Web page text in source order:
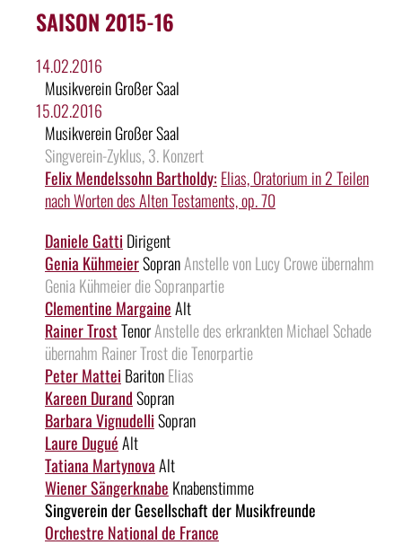
SAISON 2015-16
14.02.2016
Musikverein Großer Saal
15.02.2016
Musikverein Großer Saal
Singverein-Zyklus, 3. Konzert
Felix Mendelssohn Bartholdy: Elias, Oratorium in 2 Teilen
nach Worten des Alten Testaments, op. 70
Daniele Gatti Dirigent
Genia KühmeierSopranAnstelle von Lucy Crowe übernahm
Genia Kühmeier die Sopranpartie
Clementine MargaineAlt
Rainer TrostTenorAnstelle des erkrankten Michael Schade
übernahm Rainer Trost die Tenorpartie
Peter Mattei BaritonElias
Kareen DurandSopran
Barbara VignudelliSopran
Laure DuguéAlt
Tatiana MartynovaAlt
Wiener Sängerknabe Knabenstimme
Singverein der Gesellschaft der Musikfreunde
Orchestre National de France